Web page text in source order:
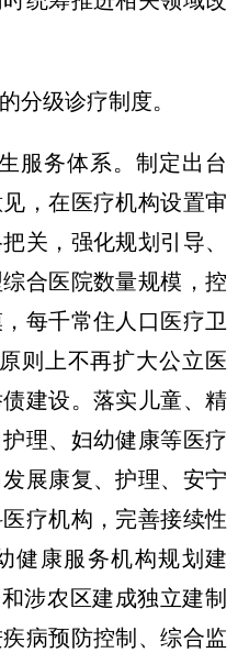
分级诊疗制度。
服务体系。制定出台
，在医疗机构设置审
关，强化规划引导、
合医院数量规模，控
每千常住人口医疗卫
则上不再扩大公立医
建设。落实儿童、精
理、妇幼健康等医疗
展康复、护理、安宁
疗机构，完善接续性
健康服务机构规划建
涉农区建成独立建制
病预防控制、综合监